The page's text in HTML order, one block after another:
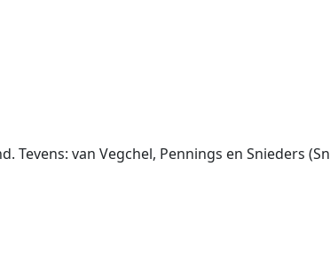
Tevens: van Vegchel, Pennings en Snieders